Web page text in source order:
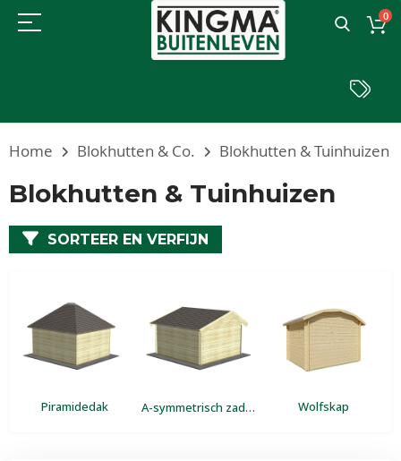
0
Home Blokhutten & Co. Blokhutten & Tuinhuizen
Blokhutten & Tuinhuizen
Piramidedak A-symmetrisch zadeldak Wolfskap
SORTEER EN VERFIJN